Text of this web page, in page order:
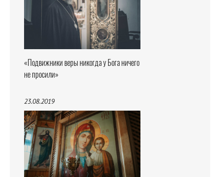
«Подвижники веры никогда у Бога ничего
не просили»
23.08.2019